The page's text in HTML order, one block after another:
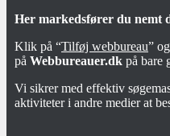
Her markedsfører du nemt
Klik på “Tilføj webbureau”
på Webbureauer.dk på bare
Vi sikrer med effektiv
aktiviteter i andre medier at